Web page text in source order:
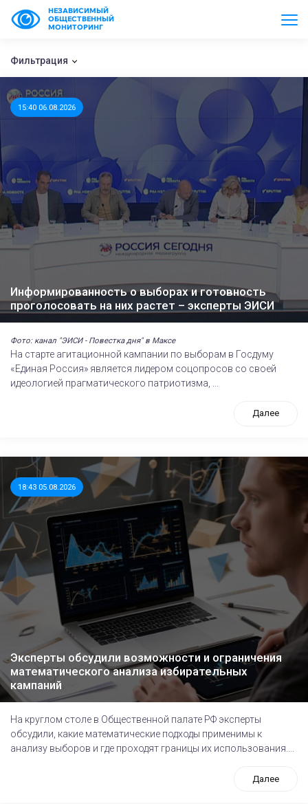
НЕЗАВИСИМЫЙ
ОБЩЕСТВЕННЫЙ
МОНИТОРИНГ
Фильтрация
15:40 06.08.2026
Информированность о выборах и готовность
проголосовать на них растет – эксперты ЭИСИ
Фото: канал "ЭИСИ - Повестка дня" в Максе
На старте агитационной кампании по выборам в Госдуму
«Единая Россия» является лидером соцопросов со своей
идеологией прагматического патриотизма, ...
Далее
18:43 05.08.2026
Эксперты обсудили возможности и ограничения
математического анализа избирательных
кампаний
На круглом столе в Общественной палате РФ эксперты
обсудили, какие математические подходы применимы к
анализу выборов и где проходят границы их использования....
Далее